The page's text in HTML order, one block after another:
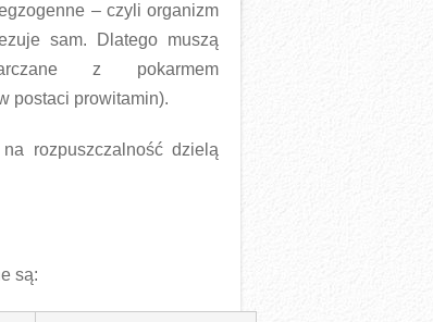
– czyli organizm
sam. Dlatego muszą
z pokarmem
postaci prowitamin).
rozpuszczalność dzielą
są: